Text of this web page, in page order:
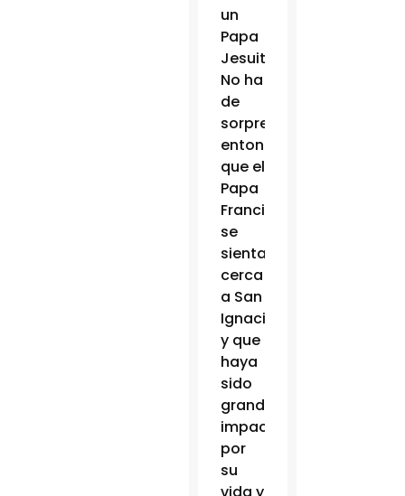
un
Papa
Jesuita.
No ha
de
sorprender,
entonces,
que el
Papa
Francisco
se
sienta
cerca
a San
Ignacio
y que
haya
sido
grandemente
impactado
por
su
vida y